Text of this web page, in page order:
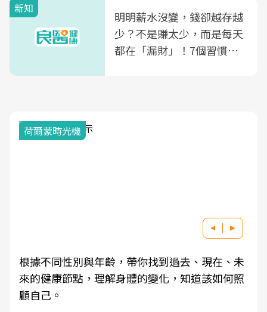
新知
明明薪水沒變，錢卻越存越
少？不是賺太少，而是每天
都在「漏財」！7個習慣一
荷爾蒙時光機
根據不同性別與年齡，帶你找到過去、現在、未
來的健康節點，理解身體的變化，知道該如何照
顧自己。